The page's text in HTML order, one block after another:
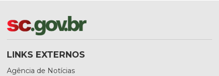
LINKS EXTERNOS
Agência de Notícias